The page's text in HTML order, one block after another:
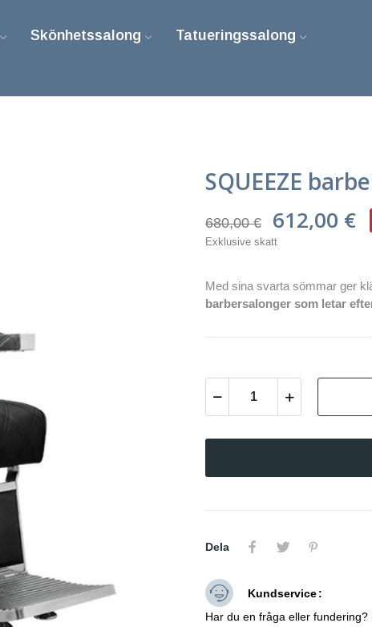
Skönhetssalong
Tatueringssalong
SQUEEZE
680,00 € 612,00 €
Exklusive skatt
Med sina svarta sömmar ger
barbersalonger som letar
Dela
Kundservice
Har du en fråga eller